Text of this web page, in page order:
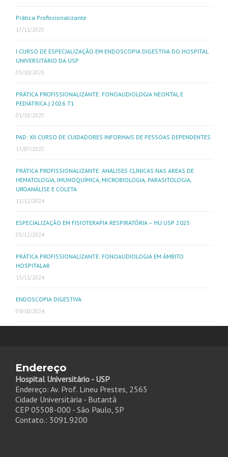
Prática Profissionalizante
17/11/2025
I CURSO DE ESPECIALIZAÇÃO EM ENDOSCOPIA DIGESTIVA DO HOSPITAL
UNIVERSITÁRIO DA USP
03/10/2025
PRÁTICA PROFISSIONALIZANTE: FONOAUDIOLOGIA NEONTAL E
PEDIÁTRICA | 2026 T1
01/10/2025
PAD: XII CURSO DE CUIDADORES INFORMAIS DE PESSOAS DEPENDENTES
17/07/2025
PRÁTICA PROFISSIONALIZANTE: ANÁLISES CLÍNICAS NAS ÁREAS DE
HEMATOLOGIA, IMUNOQUÍMICA, MICROBIOLOGIA, PARASITOLOGIA,
UROANÁLISE E COLETA
11/12/2024
ESPECIALIZAÇÃO EM FISIOTERAPIA RESPIRATÓRIA – HU USP 2025
03/12/2024
PRÁTICA PROFISSIONALIZANTE: FONOAUDIOLOGIA EM ÂMBITO
HOSPITALAR
13/11/2024
ENDOSCOPIA DIGESTIVA
09/10/2024
Endereço
Hospital Universitário - USP
Endereço: Av. Prof. Lineu Prestes, 2565
Cidade Universitária - Butantã
CEP 05508-000 - São Paulo, SP
Contato.: 3091.9200